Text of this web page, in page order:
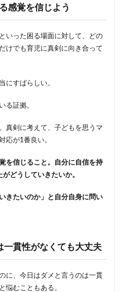
感覚を信じよう
いった困る場面に対して、どの
けでも育児に真剣に向き合って
にすばらしい。
る証拠。
真剣に考えて、子どもを思うマ
応が1番良い。
を信じること。自分に自信を持
どうしていきたいか。
きたいのか」と自分自身に問い
一貫性がなくても大丈夫
に、今日はダメと言うのは一貫
悩むこともある。